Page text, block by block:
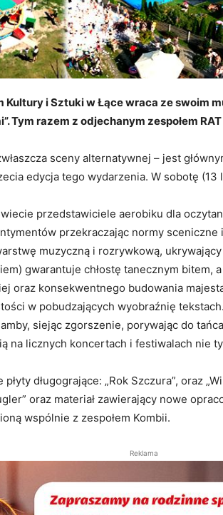
Kultury i Sztuki w Łące wraca ze swoim
Tym razem z odjechanym zespołem RAT
sceny alternatywnej – jest
edycja tego wydarzenia. W sobotę (13
przedstawiciele aerobiku dla
przekraczając normy sceniczne
muzyczną i rozrywkową,
gwarantuje chłostę tanecznym bitem,
oraz konsekwentnego budowania
w pobudzających wyobraźnię
siejąc zgorszenie, porywając do
na licznych koncertach i festiwalach nie
płyty długogrające: „Rok Szczura”, oraz
oraz materiał zawierający nowe
wspólnie z zespołem Kombii.
Reklama